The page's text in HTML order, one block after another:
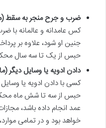
ضرب و جرح منجر به سقط (ماده ۶۲۲ قانون مجازات
کس عامدانه و عالمانه با
جنین او شود، علاوه بر
حبس از یک تا سه سال
دادن ادویه یا وسایل دیگر (ماده ۶۲۳ قانون مجازات
کسی با دادن ادویه یا
حبس از سه تا شش ماه
عمد انجام داده باشد،
خواهد بود و در تمامی